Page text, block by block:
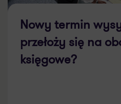
Nowy termin
przełoży się na
księgowe?